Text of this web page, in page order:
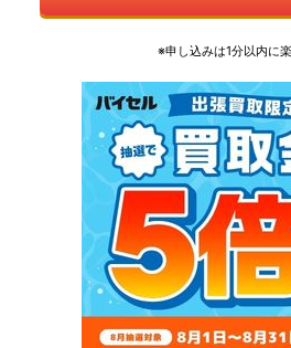
※申し込みは1分以内に